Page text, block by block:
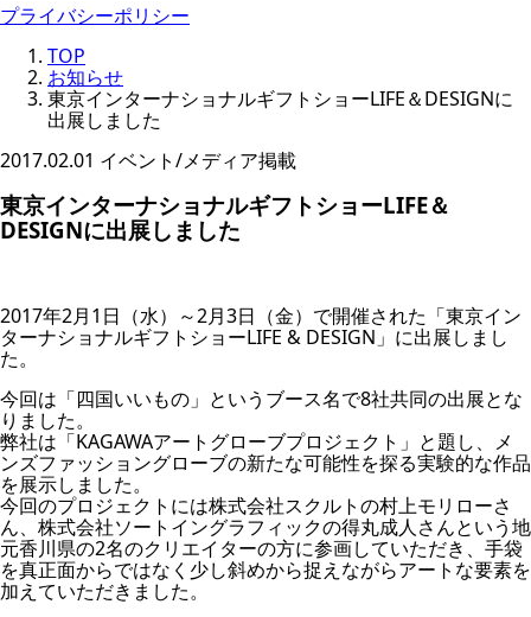
プライバシーポリシー
TOP
お知らせ
東京インターナショナルギフトショーLIFE＆DESIGNに
出展しました
2017.02.01 イベント/メディア掲載
東京インターナショナルギフトショーLIFE＆
DESIGNに出展しました
2017年2月1日（水）～2月3日（金）で開催された「東京イン
ターナショナルギフトショーLIFE & DESIGN」に出展しまし
た。
今回は「四国いいもの」というブース名で8社共同の出展とな
りました。
弊社は「KAGAWAアートグローブプロジェクト」と題し、メ
ンズファッショングローブの新たな可能性を探る実験的な作品
を展示しました。
今回のプロジェクトには株式会社スクルトの村上モリローさ
ん、株式会社ソートイングラフィックの得丸成人さんという地
元香川県の2名のクリエイターの方に参画していただき、手袋
を真正面からではなく少し斜めから捉えながらアートな要素を
加えていただきました。